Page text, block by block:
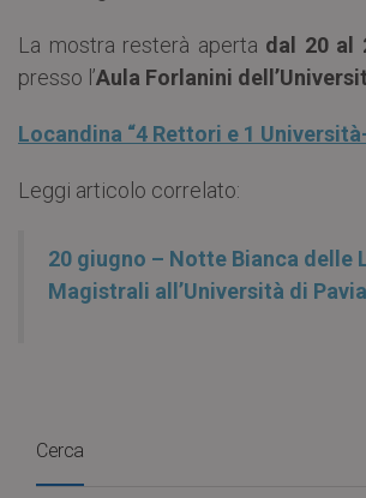
La mostra resterà aperta dal 20 al
presso l’Aula Forlanini
Locandina “4 Rettori e 1
Leggi articolo correlato:
20 giugno – Notte Bianca delle
Magistrali all’Università di Pavia
Cerca